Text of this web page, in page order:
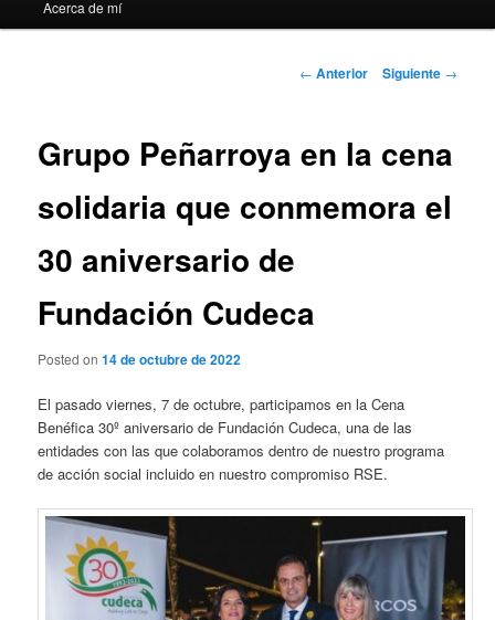
Acerca de mí
Navegación
← Anterior Siguiente →
Grupo Peñarroya en la cena
solidaria que conmemora el
30 aniversario de
Fundación Cudeca
Posted on14 de octubre de 2022
El pasado viernes, 7 de octubre, participamos en la Cena
Benéfica 30º aniversario de Fundación Cudeca, una de las
entidades con las que colaboramos dentro de nuestro programa
de acción social incluido en nuestro compromiso RSE.